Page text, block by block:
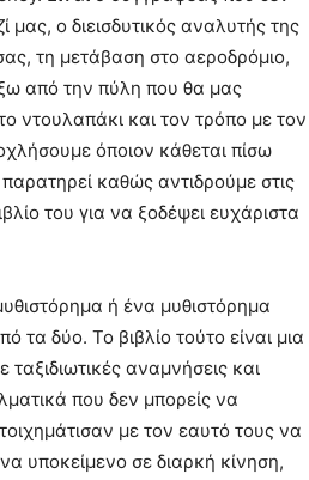
ο διεισδυτικός αναλυτής της
τη μετάβαση στο αεροδρόμιο,
από την πύλη που θα μας
ντουλαπάκι και τον τρόπο με τον
όποιον κάθεται πίσω
καθώς αντιδρούμε στις
του για να ξοδέψει ευχάριστα
ή ένα μυθιστόρημα
τα δύο. Το βιβλίο τούτο είναι μια
αναμνήσεις και
που δεν μπορείς να
με τον εαυτό τους να
υποκείμενο σε διαρκή κίνηση,